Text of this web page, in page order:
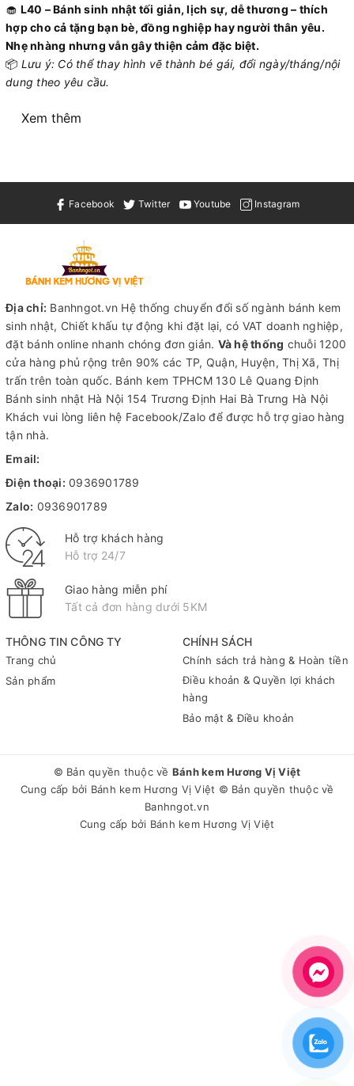
🧁 L40 – Bánh sinh nhật tối giản, lịch sự, dễ thương – thích
hợp cho cả tặng bạn bè, đồng nghiệp hay người thân yêu.
Nhẹ nhàng nhưng vẫn gây thiện cảm đặc biệt.
📦 Lưu ý: Có thể thay hình vẽ thành bé gái, đổi ngày/tháng/nội
dung theo yêu cầu.
Xem thêm
Facebook Twitter Youtube Instagram
THÔNG TIN CÔNG TY
Trang chủ
Sản phẩm
CHÍNH SÁCH
Chính sách trả hàng & Hoàn tiền
Điều khoản & Quyền lợi khách
hàng
Bảo mật & Điều khoản
Địa chỉ: Banhngot.vn Hệ thống chuyển đổi số ngành bánh kem
sinh nhật, Chiết khấu tự động khi đặt lại, có VAT doanh nghiệp,
đặt bánh online nhanh chóng đơn giản. Và hệ thống chuỗi 1200
cửa hàng phủ rộng trên 90% các TP, Quận, Huyện, Thị Xã, Thị
trấn trên toàn quốc. Bánh kem TPHCM130 Lê Quang Định
Bánh sinh nhật Hà Nội 154 Trương Định Hai Bà Trưng Hà Nội
Khách vui lòng liên hệ Facebook/Zalo để được hỗ trợ giao hàng
tận nhà.
Email:
Điện thoại: 0936901789
Zalo: 0936901789
Hỗ trợ khách hàng
Hỗ trợ 24/7
Giao hàng miễn phí
Tất cả đơn hàng dưới 5KM
© Bản quyền thuộc về Bánh kem Hương Vị Việt
Cung cấp bởi Bánh kem Hương Vị Việt © Bản quyền thuộc về
Banhngot.vn
Cung cấp bởi Bánh kem Hương Vị Việt